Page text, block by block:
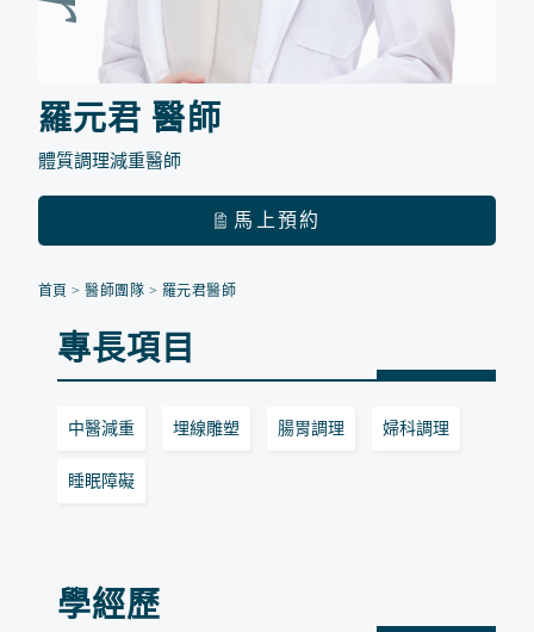
羅元君 醫師
體質調理減重醫師
馬上預約
首頁 > 醫師團隊 > 羅元君醫師
專長項目
中醫減重 埋線雕塑 腸胃調理 婦科調理
睡眠障礙
學經歷